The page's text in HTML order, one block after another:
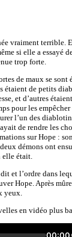
vraiment terrible.
si elle a essayé
trop forte.
de maux se
étaient de petits
et d’autres
pour les empêcher
l’un des
de rendre les
sur Hope :
démons ont
était.
et l’ordre dans
Hope. Après
yeux.
en vidéo plus